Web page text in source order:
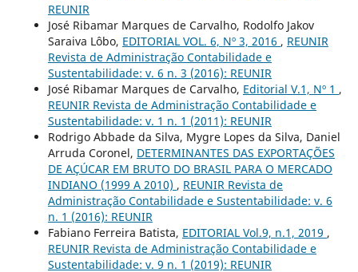
REUNIR
José Ribamar Marques de Carvalho, Rodolfo Jakov
Saraiva Lôbo, EDITORIAL VOL. 6, Nº 3, 2016 , REUNIR
Revista de Administração Contabilidade e
Sustentabilidade: v. 6 n. 3 (2016): REUNIR
José Ribamar Marques de Carvalho, Editorial V.1, Nº 1 ,
REUNIR Revista de Administração Contabilidade e
Sustentabilidade: v. 1 n. 1 (2011): REUNIR
Rodrigo Abbade da Silva, Mygre Lopes da Silva, Daniel
Arruda Coronel, DETERMINANTES DAS EXPORTAÇÕES
DE AÇÚCAR EM BRUTO DO BRASIL PARA O MERCADO
INDIANO (1999 A 2010) , REUNIR Revista de
Administração Contabilidade e Sustentabilidade: v. 6
n. 1 (2016): REUNIR
Fabiano Ferreira Batista, EDITORIAL Vol.9, n.1, 2019 ,
REUNIR Revista de Administração Contabilidade e
Sustentabilidade: v. 9 n. 1 (2019): REUNIR